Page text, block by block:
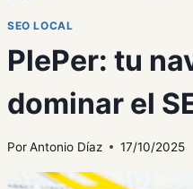
SEO LOCAL
PlePer: tu
dominar el
PorAntonio Díaz 17/10/2025